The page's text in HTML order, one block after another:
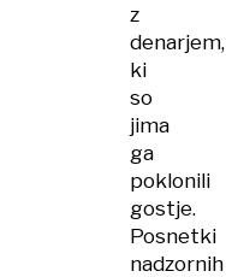
z
denarjem,
ki
so
jima
ga
poklonili
gostje.
Posnetki
nadzornih